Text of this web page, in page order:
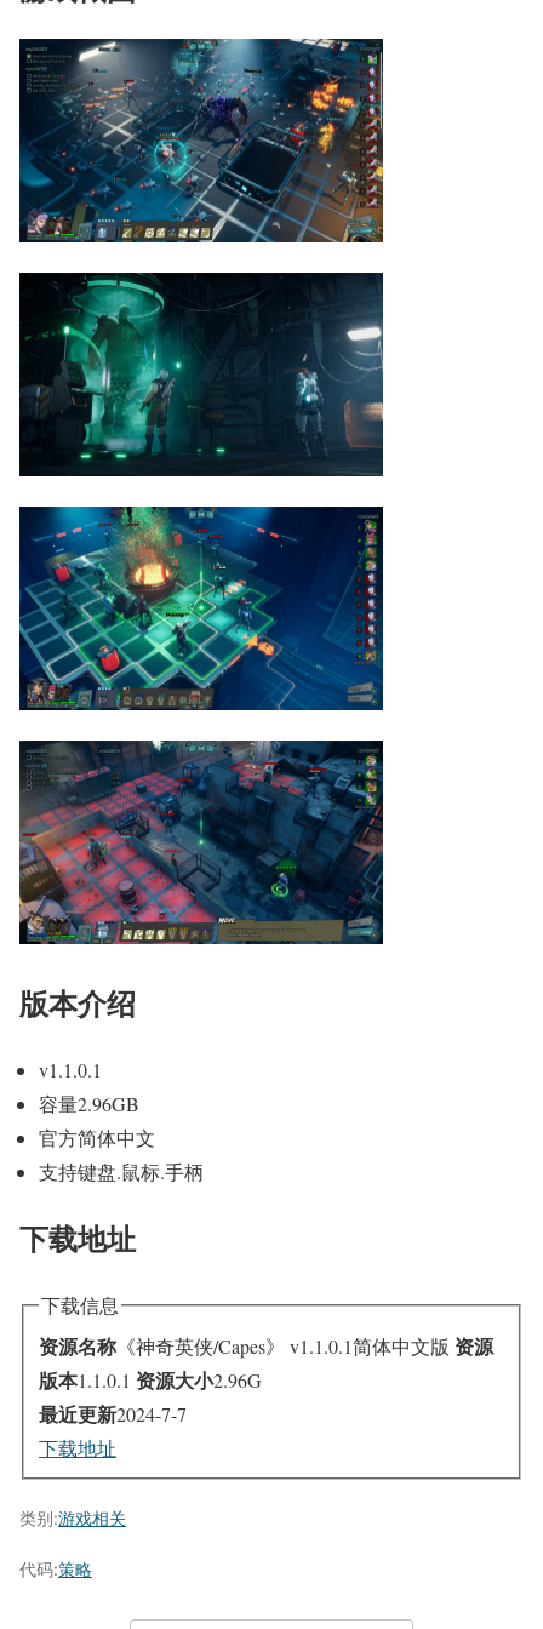
版本介绍
v1.1.0.1
容量2.96GB
官方简体中文
支持键盘.鼠标.手柄
下载地址
下载信息
资源名称 《神奇英侠/Capes》 v1.1.0.1简体中文版 资源
版本1.1.0.1 资源大小2.96G
最近更新2024-7-7
下载地址
类别:游戏相关
代码:策略